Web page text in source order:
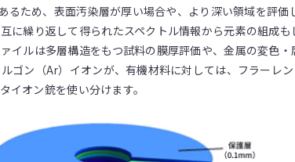
ため、表面汚染層が厚い場合や、より深い領域を評
に繰り返して得られたスペクトル情報から元素の組成
イルは多層構造をもつ試料の膜厚評価や、金属の変色
ゴン（Ar）イオンが、有機材料に対しては、フラーレ
イオン銃を使い分けます。